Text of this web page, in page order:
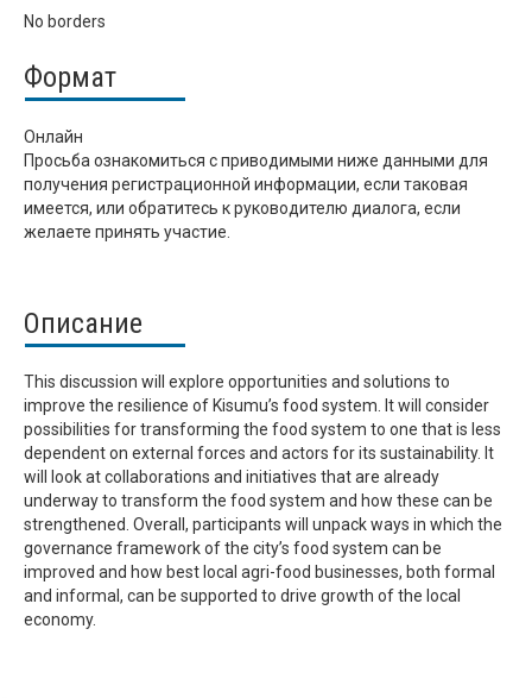
No borders
Формат
Онлайн
Просьба ознакомиться с приводимыми ниже данными для
получения регистрационной информации, если таковая
имеется, или обратитесь к руководителю диалога, если
желаете принять участие.
Описание
This discussion will explore opportunities and solutions to
improve the resilience of Kisumu’s food system. It will consider
possibilities for transforming the food system to one that is less
dependent on external forces and actors for its sustainability. It
will look at collaborations and initiatives that are already
underway to transform the food system and how these can be
strengthened. Overall, participants will unpack ways in which the
governance framework of the city’s food system can be
improved and how best local agri-food businesses, both formal
and informal, can be supported to drive growth of the local
economy.